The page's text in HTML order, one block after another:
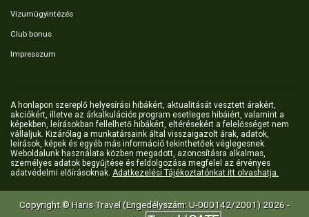
Vízumügyintézés
Club bonus
Impresszum
A honlapon szereplő helyesírási hibákért, aktualitását vesztett árakért,
akciókért, illetve az árkalkulációs program esetleges hibáiért, valamint a
képekben, leírásokban fellelhető hibákért, eltérésekért a felelősséget nem
vállaljuk. Kizárólag a munkatársaink által visszaigazolt árak, adatok,
leírások, képek és egyéb más információ tekinthetőek véglegesnek.
Weboldalunk használata közben megadott, azonosításra alkalmas,
személyes adatok begyűjtése és feldolgozása megfelel az érvényes
adatvédelmi előírásoknak. Adatkezelési Tájékoztatónkat itt olvashatja.
Copyright © Haris Travel (Engedélyszám: U-000142/2001) 2026 -